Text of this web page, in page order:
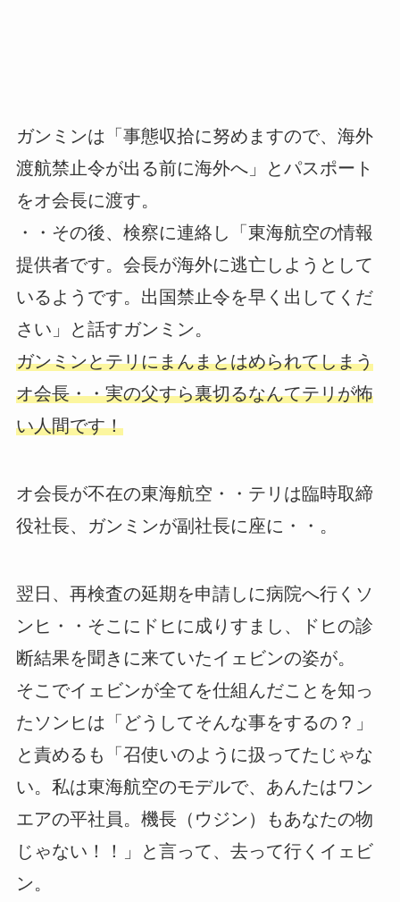
ガンミンは「事態収拾に努めますので、海外
渡航禁止令が出る前に海外へ」とパスポート
をオ会長に渡す。
・・その後、検察に連絡し「東海航空の情報
提供者です。会長が海外に逃亡しようとして
いるようです。出国禁止令を早く出してくだ
さい」と話すガンミン。
ガンミンとテリにまんまとはめられてしまう
オ会長・・実の父すら裏切るなんてテリが怖
い人間です！
オ会長が不在の東海航空・・テリは臨時取締
役社長、ガンミンが副社長に座に・・。
翌日、再検査の延期を申請しに病院へ行くソ
ンヒ・・そこにドヒに成りすまし、ドヒの診
断結果を聞きに来ていたイェビンの姿が。
そこでイェビンが全てを仕組んだことを知っ
たソンヒは「どうしてそんな事をするの？」
と責めるも「召使いのように扱ってたじゃな
い。私は東海航空のモデルで、あんたはワン
エアの平社員。機長（ウジン）もあなたの物
じゃない！！」と言って、去って行くイェビ
ン。